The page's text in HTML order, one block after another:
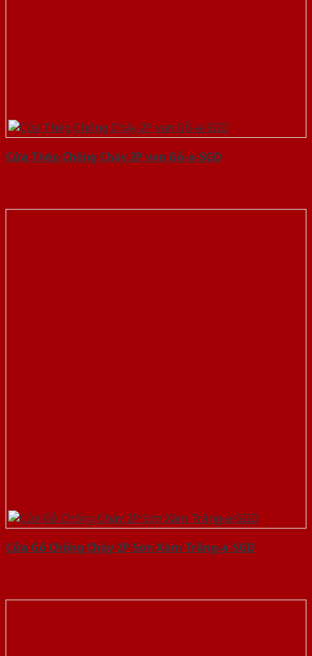
Cửa Thép Chống Cháy 2P van Gỗ-a-SGD
Cửa Gỗ Chống Cháy 2P Sơn Xám Trắng-a-SGD